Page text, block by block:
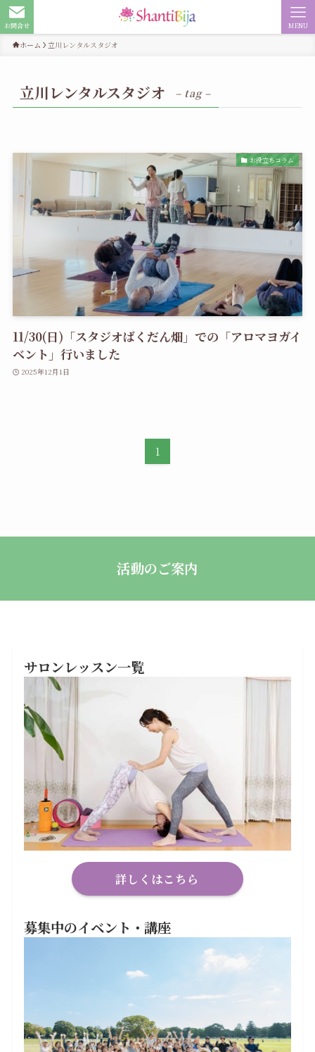
お問合せ MENU
ホーム 立川レンタルスタジオ
立川レンタルスタジオ – tag –
お役立ちコラム
11/30(日)「スタジオばくだん畑」での「アロマヨガイ
ベント」行いました
2025年12月1日
1
活動のご案内
サロンレッスン一覧
詳しくはこちら
募集中のイベント・講座